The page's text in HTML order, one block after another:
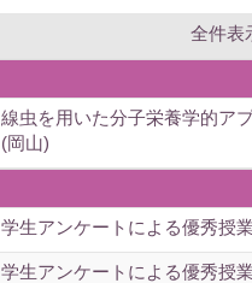
全件表
線虫を用いた分子栄養学的ア
(岡山)
学生アンケートによる優秀授
学生アンケートによる優秀授